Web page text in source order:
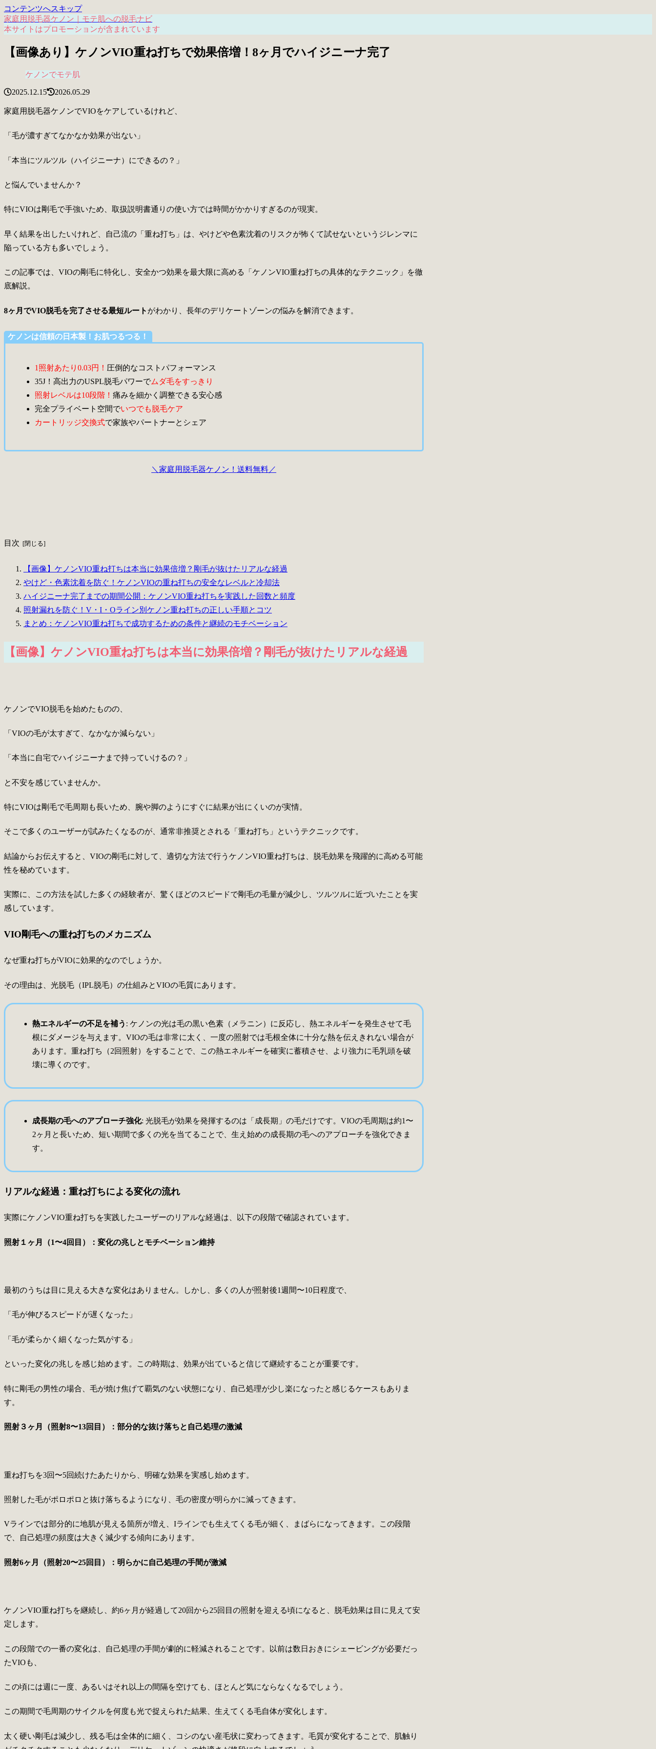
コンテンツへスキップ
家庭用脱毛器ケノン｜モテ肌への脱毛ナビ
本サイトはプロモーションが含まれています
【画像あり】ケノンVIO重ね打ちで効果倍増！8ヶ月でハイジニーナ完了
ケノンでモテ肌
2025.12.15 2026.05.29
家庭用脱毛器ケノンでVIOをケアしているけれど、
「毛が濃すぎてなかなか効果が出ない」
「本当にツルツル（ハイジニーナ）にできるの？」
と悩んでいませんか？
特にVIOは剛毛で手強いため、取扱説明書通りの使い方では時間がかかりすぎるのが現実。
早く結果を出したいけれど、自己流の「重ね打ち」は、やけどや色素沈着のリスクが怖くて試せないというジレンマに
陥っている方も多いでしょう。
この記事では、VIOの剛毛に特化し、安全かつ効果を最大限に高める「ケノンVIO重ね打ちの具体的なテクニック」を徹
底解説。
8ヶ月でVIO脱毛を完了させる最短ルート がわかり、長年のデリケートゾーンの悩みを解消できます。
ケノンは信頼の日本製！お肌つるつる！
1照射あたり0.03円！ 圧倒的なコストパフォーマンス
35J！高出力のUSPL脱毛パワーでムダ毛をすっきり
照射レベルは10段階！ 痛みを細かく調整できる安心感
完全プライベート空間でいつでも脱毛ケア
カートリッジ交換式で家族やパートナーとシェア
＼家庭用脱毛器ケノン！送料無料／
目次
【画像】ケノンVIO重ね打ちは本当に効果倍増？剛毛が抜けたリアルな経過
やけど・色素沈着を防ぐ！ケノンVIOの重ね打ちの安全なレベルと冷却法
ハイジニーナ完了までの期間公開：ケノンVIO重ね打ちを実践した回数と頻度
照射漏れを防ぐ！V・I・Oライン別ケノン重ね打ちの正しい手順とコツ
まとめ：ケノンVIO重ね打ちで成功するための条件と継続のモチベーション
【画像】ケノンVIO重ね打ちは本当に効果倍増？剛毛が抜けたリアルな経過
ケノンでVIO脱毛を始めたものの、
「VIOの毛が太すぎて、なかなか減らない」
「本当に自宅でハイジニーナまで持っていけるの？」
と不安を感じていませんか。
特にVIOは剛毛で毛周期も長いため、腕や脚のようにすぐに結果が出にくいのが実情。
そこで多くのユーザーが試みたくなるのが、通常非推奨とされる「重ね打ち」というテクニックです。
結論からお伝えすると、VIOの剛毛に対して、適切な方法で行うケノンVIO重ね打ちは、脱毛効果を飛躍的に高める可能
性を秘めています。
実際に、この方法を試した多くの経験者が、驚くほどのスピードで剛毛の毛量が減少し、ツルツルに近づいたことを実
感しています。
VIO剛毛への重ね打ちのメカニズム
なぜ重ね打ちがVIOに効果的なのでしょうか。
その理由は、光脱毛（IPL脱毛）の仕組みとVIOの毛質にあります。
熱エネルギーの不足を補う : ケノンの光は毛の黒い色素（メラニン）に反応し、熱エネルギーを発生させて毛
根にダメージを与えます。VIOの毛は非常に太く、一度の照射では毛根全体に十分な熱を伝えきれない場合が
あります。重ね打ち（2回照射）をすることで、この熱エネルギーを確実に蓄積させ、より強力に毛乳頭を破
壊に導くのです。
成長期の毛へのアプローチ強化: 光脱毛が効果を発揮するのは「成長期」の毛だけです。VIOの毛周期は約1〜
2ヶ月と長いため、短い期間で多くの光を当てることで、生え始めの成長期の毛へのアプローチを強化できま
す。
リアルな経過：重ね打ちによる変化の流れ
実際にケノンVIO重ね打ちを実践したユーザーのリアルな経過は、以下の段階で確認されています。
照射１ヶ月（1〜4回目）：変化の兆しとモチベーション維持
最初のうちは目に見える大きな変化はありません。しかし、多くの人が照射後1週間〜10日程度で、
「毛が伸びるスピードが遅くなった」
「毛が柔らかく細くなった気がする」
といった変化の兆しを感じ始めます。この時期は、効果が出ていると信じて継続することが重要です。
特に剛毛の男性の場合、毛が焼け焦げて覇気のない状態になり、自己処理が少し楽になったと感じるケースもありま
す。
照射３ヶ月（照射8〜13回目）：部分的な抜け落ちと自己処理の激減
重ね打ちを3回〜5回続けたあたりから、明確な効果を実感し始めます。
照射した毛がポロポロと抜け落ちるようになり、毛の密度が明らかに減ってきます。
Vラインでは部分的に地肌が見える箇所が増え、Iラインでも生えてくる毛が細く、まばらになってきます。この段階
で、自己処理の頻度は大きく減少する傾向にあります。
照射6ヶ月（照射20〜25回目）：明らかに自己処理の手間が激減
ケノンVIO重ね打ちを継続し、約6ヶ月が経過して20回から25回目の照射を迎える頃になると、脱毛効果は目に見えて安
定します。
この段階での一番の変化は、自己処理の手間が劇的に軽減されることです。以前は数日おきにシェービングが必要だっ
たVIOも、
この頃には週に一度、あるいはそれ以上の間隔を空けても、ほとんど気にならなくなるでしょう。
この期間で毛周期のサイクルを何度も光で捉えられた結果、生えてくる毛自体が変化します。
太く硬い剛毛は減少し、残る毛は全体的に細く、コシのない産毛状に変わってきます。毛質が変化することで、肌触り